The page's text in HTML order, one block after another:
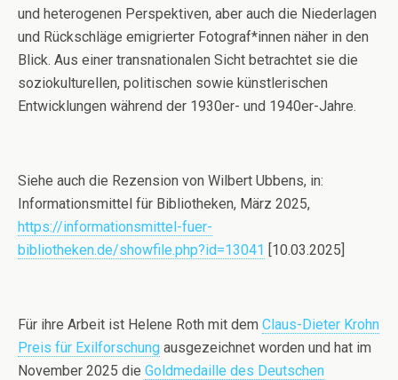
und heterogenen Perspektiven, aber auch die Niederlagen
und Rückschläge emigrierter Fotograf*innen näher in den
Blick. Aus einer transnationalen Sicht betrachtet sie die
soziokulturellen, politischen sowie künstlerischen
Entwicklungen während der 1930er- und 1940er-Jahre.
Siehe auch die Rezension von Wilbert Ubbens, in:
Informationsmittel für Bibliotheken, März 2025,
https://informationsmittel-fuer-
bibliotheken.de/showfile.php?id=13041 [10.03.2025]
Für ihre Arbeit ist Helene Roth mit dem Claus-Dieter Krohn
Preis für Exilforschung ausgezeichnet worden und hat im
November 2025 die Goldmedaille des Deutschen